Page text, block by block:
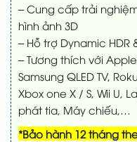
– Cung cấp trải
hình ảnh 3D
– Hỗ trợ Dynamic HDR
– Tương thích với Apple
Samsung QLED TV,
Xbox one X / S, Wii U,
phát tia, Máy chiếu,…
*Bảo hành 12 tháng